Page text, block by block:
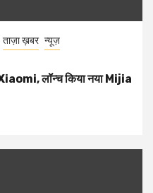
ताज़ा ख़बर न्यूज़
Xiaomi, लॉन्च किया नया Mijia